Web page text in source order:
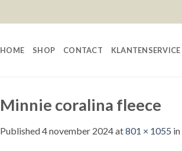
HOME SHOP CONTACT KLANTENSERVICE
Minnie coralina fleece
Published4 november 2024at801 × 1055 in